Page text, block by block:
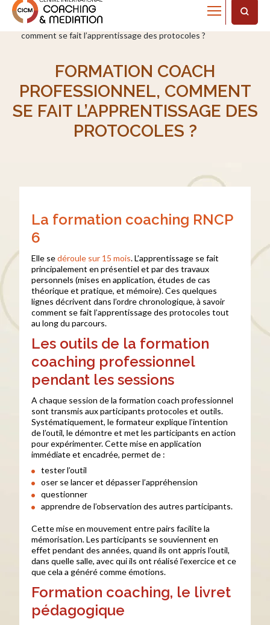
Home Actualités
comment se fait l’apprentissage des protocoles ?
FORMATION COACH
PROFESSIONNEL, COMMENT
SE FAIT L’APPRENTISSAGE DES
PROTOCOLES ?
La formation coaching RNCP
6
Elle sedéroule sur 15 mois. L’apprentissage se fait
principalement en présentiel et par des travaux
personnels (mises en application, études de cas
théorique et pratique, et mémoire). Ces quelques
lignes décrivent dans l’ordre chronologique, à savoir
comment se fait l’apprentissage des protocoles tout
au long du parcours.
Les outils de la formation
coaching professionnel
pendant les sessions
A chaque session de la formation coach professionnel
sont transmis aux participants protocoles et outils.
Systématiquement, le formateur explique l’intention
de l’outil, le démontre et met les participants en action
pour expérimenter. Cette mise en application
immédiate et encadrée, permet de :
tester l’outil
oser se lancer et dépasser l’appréhension
questionner
apprendre de l’observation des autres participants.
Cette mise en mouvement entre pairs facilite la
mémorisation. Les participants se souviennent en
effet pendant des années, quand ils ont appris l’outil,
dans quelle salle, avec qui ils ont réalisé l’exercice et ce
que cela a généré comme émotions.
Formation coaching, le livret
pédagogique